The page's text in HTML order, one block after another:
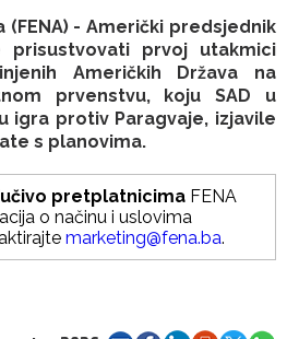
(FENA) - Američki predsjednik
prisustvovati prvoj utakmici
Američkih Država na
prvenstvu, koju SAD u
igra protiv Paragvaje, izjavile
s planovima.
pretplatnicima FENA
o načinu i uslovima
marketing@fena.ba.